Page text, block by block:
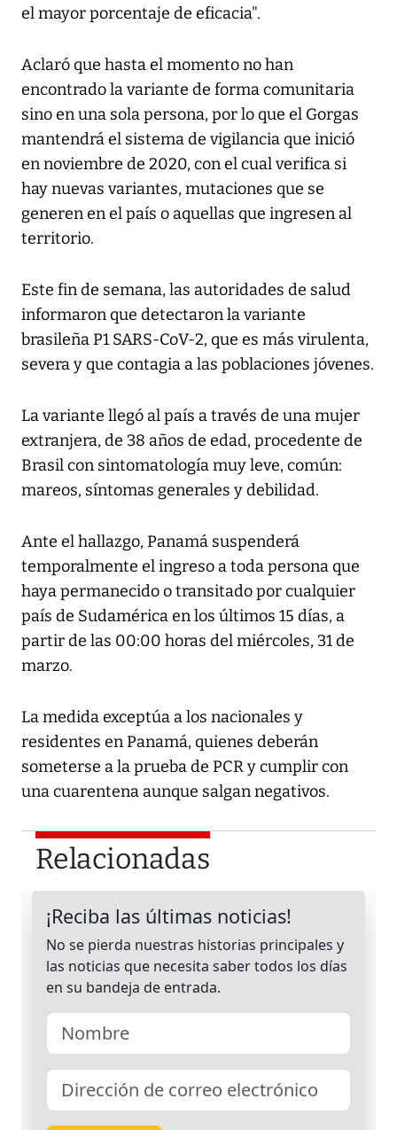
el mayor porcentaje de eficacia".
Aclaró que hasta el momento no han
encontrado la variante de forma comunitaria
sino en una sola persona, por lo que el Gorgas
mantendrá el sistema de vigilancia que inició
en noviembre de 2020, con el cual verifica si
hay nuevas variantes, mutaciones que se
generen en el país o aquellas que ingresen al
territorio.
Este fin de semana, las autoridades de salud
informaron que detectaron la variante
brasileña P1 SARS-CoV-2, que es más virulenta,
severa y que contagia a las poblaciones jóvenes.
La variante llegó al país a través de una mujer
extranjera, de 38 años de edad, procedente de
Brasil con sintomatología muy leve, común:
mareos, síntomas generales y debilidad.
Ante el hallazgo, Panamá suspenderá
temporalmente el ingreso a toda persona que
haya permanecido o transitado por cualquier
país de Sudamérica en los últimos 15 días, a
partir de las 00:00 horas del miércoles, 31 de
marzo.
La medida exceptúa a los nacionales y
residentes en Panamá, quienes deberán
someterse a la prueba de PCR y cumplir con
una cuarentena aunque salgan negativos.
Relacionadas